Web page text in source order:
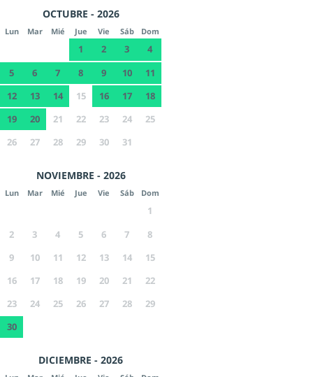
OCTUBRE - 2026
Lun Mar Mié Jue Vie Sáb Dom
1 2 3
4
5
6 7 8 9 10
11
12
13 14 15 16 17
18
19
20 21 22 23 24
25
26
27 28 29 30 31
NOVIEMBRE - 2026
Lun Mar Mié Jue Vie Sáb Dom
1
2
3 4 5 6 7
8
9
10 11 12 13 14
15
16
17 18 19 20 21
22
23
24 25 26 27 28
29
30
DICIEMBRE - 2026